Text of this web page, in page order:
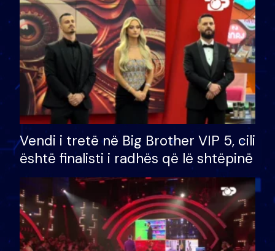
Vendi i tretë në Big Brother VIP 5, cili
është finalisti i radhës që lë shtëpinë